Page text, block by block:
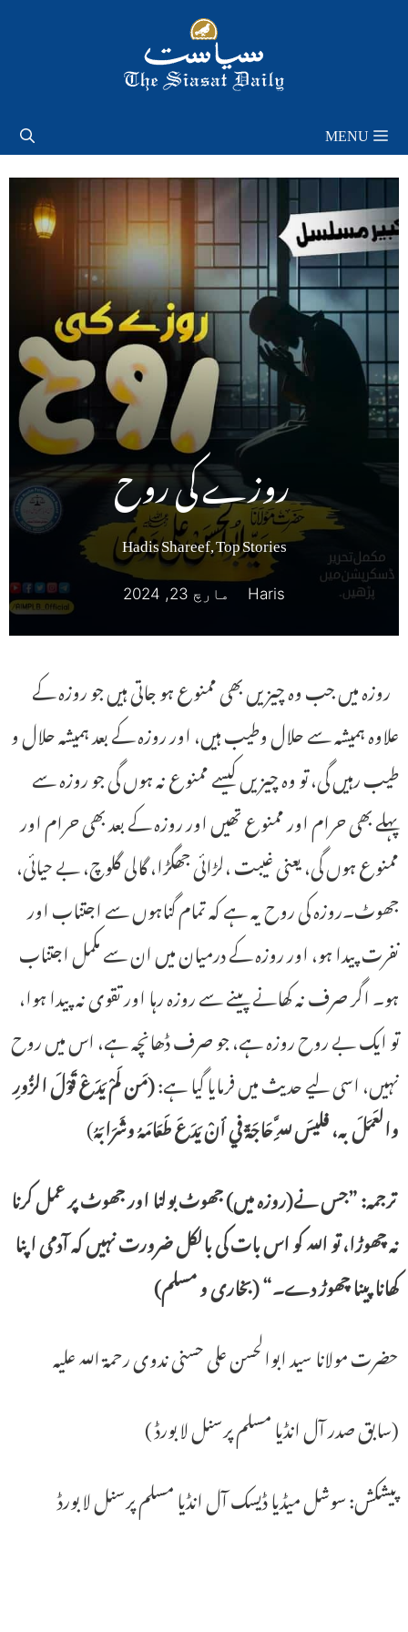
MENU
روزے کی روح
Hadis Shareef,Top Stories
Haris مارچ 23, 2024
روزہ میں جب وہ چیزیں بھی ممنوع ہو جاتی ہیں جو روزہ کے
علاوہ ہمیشہ سے حلال وطیب ہیں، اور روزہ کے بعد ہمیشہ حلال و
طیب رہیں گی، تو وہ چیزیں کیسے ممنوع نہ ہوں گی جو روزہ سے
پہلے بھی حرام اور ممنوع تھیں اور روزہ کے بعد بھی حرام اور
ممنوع ہوں گی، یعنی غیبت ،لڑائی جھگڑا، گالی گلوچ، بے حیائی،
جھوٹ۔روزہ کی روح یہ ہے کہ تمام گناہوں سے اجتناب اور
نفرت پیدا ہو، اور روزہ کے درمیان میں ان سے مکمل اجتناب
ہو۔ اگر صرف نہ کھانے پینے سے روزہ رہا اور تقوی نہ پیدا ہوا،
تو ایک بے روح روزہ ہے، جو صرف ڈھانچہ ہے، اس میں روح
نہیں، اسی لیے حدیث میں فرمایا گیا ہے:(مَن لَمْ يَدَعْ قَوْلَ الزُّورِ
والعَمَلَ به، فليسَ لِلَّهِ حَاجَةٌ في أنْ يَدَعَ طَعَامَهُ وشَرَابَهُ)
ترجمہ: ”جس نے(روزہ میں) جھوٹ بولنا اور جھوٹ پر عمل کرنا
نہ چھوڑا، تو اللہ کو اس بات کی بالکل ضرورت نہیں کہ آدمی اپنا
کھانا پینا چھوڑ دے۔“ (بخاری و مسلم)
حضرت مولانا سید ابوالحسن علی حسنی ندوی رحمۃ اللہ علیہ
(سابق صدر آل انڈیا مسلم پرسنل لا بورڈ )
پیشکش: سوشل میڈیا ڈیسک آل انڈیا مسلم پرسنل لا بورڈ